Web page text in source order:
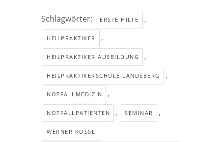
Schlagwörter: ERSTE HILFE ,
HEILPRAKTIKER ,
HEILPRAKTIKER AUSBILDUNG ,
HEILPRAKTIKERSCHULE LANDSBERG ,
NOTFALLMEDIZIN ,
NOTFALLPATIENTEN , SEMINAR ,
WERNER KÖSSL